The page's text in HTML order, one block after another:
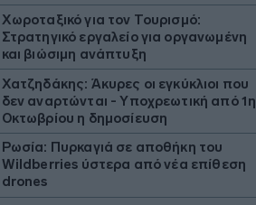
Χωροταξικό για τον Τουρισμό:
Στρατηγικό εργαλείο για οργανωμένη
και βιώσιμη ανάπτυξη
Χατζηδάκης: Άκυρες οι εγκύκλιοι που
δεν αναρτώνται - Υποχρεωτική από 1η
Οκτωβρίου η δημοσίευση
Ρωσία: Πυρκαγιά σε αποθήκη του
Wildberries ύστερα από νέα επίθεση
drones